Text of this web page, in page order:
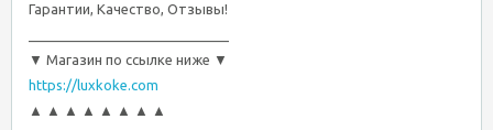
Гарантии, Качество, Отзывы!
▼ Магазин по ссылке ниже ▼
https://luxkoke.com
▲ ▲ ▲ ▲ ▲ ▲ ▲ ▲